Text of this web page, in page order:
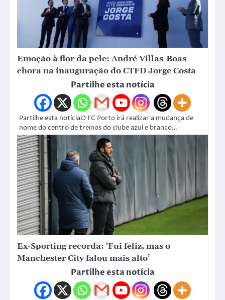
Emoção à flor da pele: André Villas-Boas
chora na inauguração do CTFD Jorge Costa
Partilhe esta notícia
Partilhe esta notíciaO FC Porto irá realizar a mudança de
nome do centro de treinos do clube azul e branco…
Ex-Sporting recorda: ‘Fui feliz, mas o
Manchester City falou mais alto’
Partilhe esta notícia